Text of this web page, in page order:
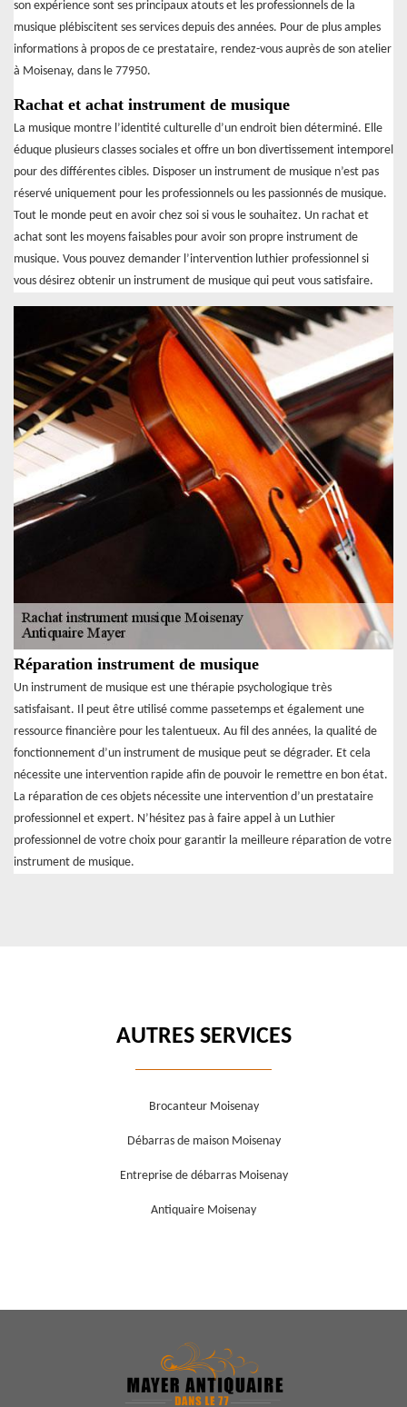
son expérience sont ses principaux atouts et les professionnels de la
musique plébiscitent ses services depuis des années. Pour de plus amples
informations à propos de ce prestataire, rendez-vous auprès de son atelier
à Moisenay, dans le 77950.
Rachat et achat instrument de musique
La musique montre l’identité culturelle d’un endroit bien déterminé. Elle
éduque plusieurs classes sociales et offre un bon divertissement intemporel
pour des différentes cibles. Disposer un instrument de musique n’est pas
réservé uniquement pour les professionnels ou les passionnés de musique.
Tout le monde peut en avoir chez soi si vous le souhaitez. Un rachat et
achat sont les moyens faisables pour avoir son propre instrument de
musique. Vous pouvez demander l’intervention luthier professionnel si
vous désirez obtenir un instrument de musique qui peut vous satisfaire.
Réparation instrument de musique
Un instrument de musique est une thérapie psychologique très
satisfaisant. Il peut être utilisé comme passetemps et également une
ressource financière pour les talentueux. Au fil des années, la qualité de
fonctionnement d’un instrument de musique peut se dégrader. Et cela
nécessite une intervention rapide afin de pouvoir le remettre en bon état.
La réparation de ces objets nécessite une intervention d’un prestataire
professionnel et expert. N’hésitez pas à faire appel à un Luthier
professionnel de votre choix pour garantir la meilleure réparation de votre
instrument de musique.
AUTRES SERVICES
Brocanteur Moisenay
Débarras de maison Moisenay
Entreprise de débarras Moisenay
Antiquaire Moisenay